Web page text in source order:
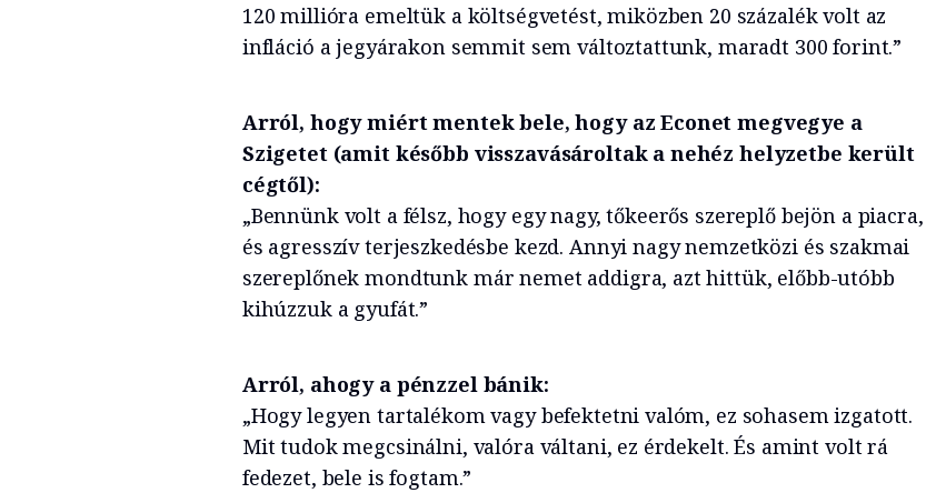
120 millióra emeltük a költségvetést, miközben 20 százalék volt az
infláció a jegyárakon semmit sem változtattunk, maradt 300 forint.”
Arról, hogy miért mentek bele, hogy az Econet megvegye a
Szigetet (amit később visszavásároltak a nehéz helyzetbe került
cégtől):
„Bennünk volt a félsz, hogy egy nagy, tőkeerős szereplő bejön a piacra,
és agresszív terjeszkedésbe kezd. Annyi nagy nemzetközi és szakmai
szereplőnek mondtunk már nemet addigra, azt hittük, előbb-utóbb
kihúzzuk a gyufát.”
Arról, ahogy a pénzzel bánik:
„Hogy legyen tartalékom vagy befektetni valóm, ez sohasem izgatott.
Mit tudok megcsinálni, valóra váltani, ez érdekelt. És amint volt rá
fedezet, bele is fogtam.”